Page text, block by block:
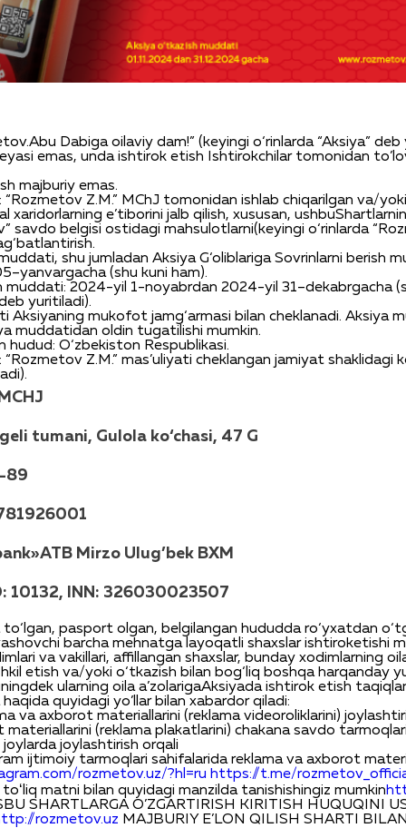
Dabiga oilaviy dam!” ( keyingi o‘rinlarda“Aksiya” deb
emas, unda ishtirok etish Ishtirokchilar tomonidan
majburiy emas.
: “Rozmetov Z.M.” MChJ tomonidan ishlab chiqarilgan va/yoki
xaridorlarning e’tiborini jalb qilish, xususan, ushbu
savdo belgisi ostidagi mahsulotlarni( keyingi o‘rinlarda
.
, shu jumladan Aksiya G‘oliblariga Sovrinlarni berish
–yanvargacha(shu kuni ham).
muddati: 2024-yil 1-noyabrdan 2024-yil 31–dekabrgacha(
yuritiladi).
Aksiyaning mukofot jamg‘armasi bilan cheklanadi. Aksiya
muddatidan oldin tugatilishi mumkin.
hudud: O‘zbekiston Respublikasi.
: “Rozmetov Z.M.” mas’uliyati cheklangan jamiyat shaklidagi
).
tumani, Gulola ko‘chasi, 47 G
89
Mirzo Ulug’bek BXM
10132, INN: 326030023507
to‘lgan, pasport olgan, belgilangan hududda ro‘yxatdan o‘
barcha mehnatga layoqatli shaxslar ishtiroketishi
va vakillari, affillangan shaxslar, bunday xodimlarning
etish va/yoki o‘tkazish bilan bog‘liq boshqa harqanday
ularning oila a’zolarigaAksiyada ishtirok etish
haqida quyidagi yo’llar bilan xabardor qiladi:
va axborot materiallarini (reklama videoroliklarini)
materiallarini (reklama plakatlarini) chakana savdo
joylarda joylashtirish orqali
ijtimoiy tarmoqlari sahifalarida reklama va axborot
rozmetov.uz/?hl=ru https://t.me/
toʻliq matni bilan quyidagi manzilda tanishishingiz mumkin
SHARTLARGA O’ZGARTIRISH KIRI TI SH HUQUQINI
rozmetov.uz MAJBURIY E’LON QILISH SHARTI